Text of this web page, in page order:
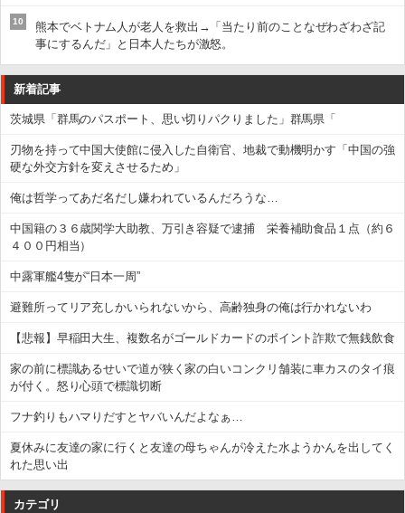
10
熊本でベトナム人が老人を救出→「当たり前のことなぜわざわざ記
事にするんだ」と日本人たちが激怒。
新着記事
茨城県「群馬のパスポート、思い切りパクりました」群馬県「
刃物を持って中国大使館に侵入した自衛官、地裁で動機明かす「中国の強
硬な外交方針を変えさせるため」
俺は哲学ってあだ名だし嫌われているんだろうな…
中国籍の３６歳関学大助教、万引き容疑で逮捕 栄養補助食品１点（約６
４００円相当）
中露軍艦4隻が“日本一周”
避難所ってリア充しかいられないから、高齢独身の俺は行かれないわ
【悲報】早稲田大生、複数名がゴールドカードのポイント詐欺で無銭飲食
家の前に標識あるせいで道が狭く家の白いコンクリ舗装に車カスのタイ痕
が付く。怒り心頭で標識切断
フナ釣りもハマりだすとヤバいんだよなぁ…
夏休みに友達の家に行くと友達の母ちゃんが冷えた水ようかんを出してく
れた思い出
カテゴリ